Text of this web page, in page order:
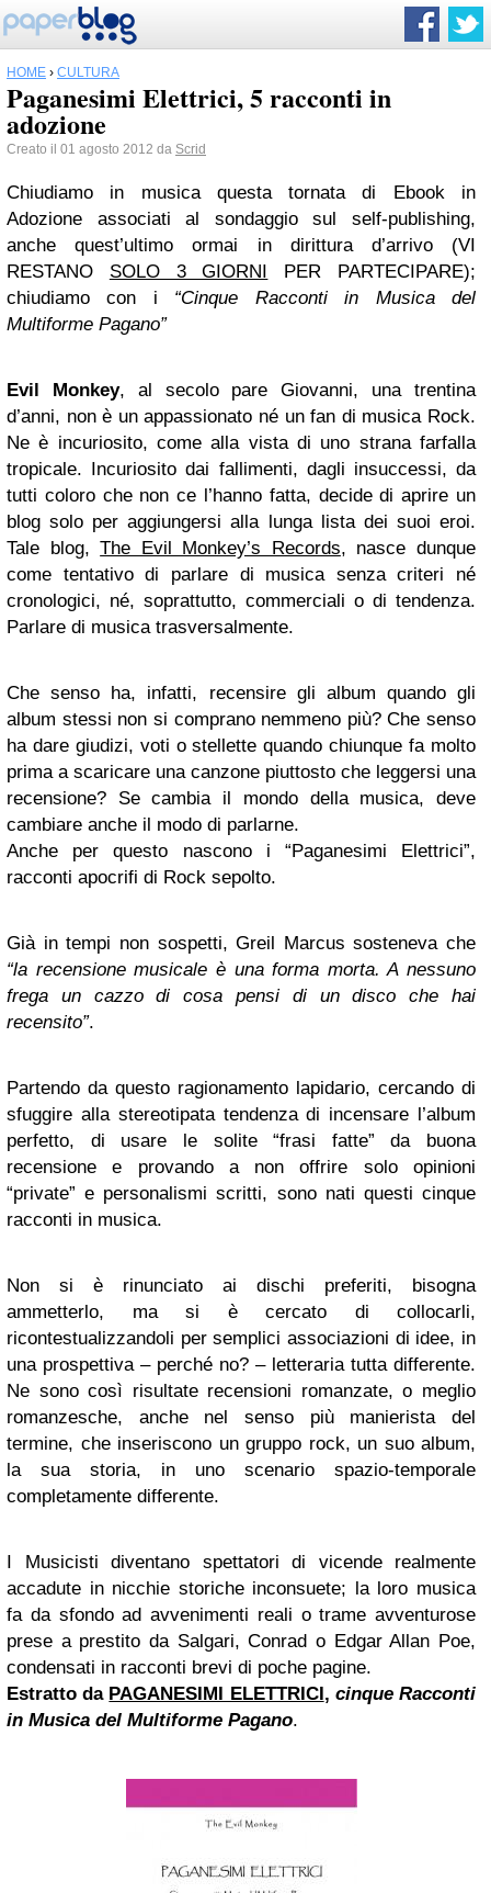
HOME › CULTURA
Paganesimi Elettrici, 5 racconti in
adozione
Creato il 01 agosto 2012 da Scrid
Chiudiamo in musica questa tornata di Ebook in
Adozione associati al sondaggio sul self-publishing,
anche quest’ultimo ormai in dirittura d’arrivo (VI
RESTANO SOLO 3 GIORNI PER PARTECIPARE);
chiudiamo con i “Cinque Racconti in Musica del
Multiforme Pagano”
Evil Monkey, al secolo pare Giovanni, una trentina
d’anni, non è un appassionato né un fan di musica Rock.
Ne è incuriosito, come alla vista di uno strana farfalla
tropicale. Incuriosito dai fallimenti, dagli insuccessi, da
tutti coloro che non ce l’hanno fatta, decide di aprire un
blog solo per aggiungersi alla lunga lista dei suoi eroi.
Tale blog,The Evil Monkey’s Records, nasce dunque
come tentativo di parlare di musica senza criteri né
cronologici, né, soprattutto, commerciali o di tendenza.
Parlare di musica trasversalmente.
Che senso ha, infatti, recensire gli album quando gli
album stessi non si comprano nemmeno più? Che senso
ha dare giudizi, voti o stellette quando chiunque fa molto
prima a scaricare una canzone piuttosto che leggersi una
recensione? Se cambia il mondo della musica, deve
cambiare anche il modo di parlarne.
Anche per questo nascono i “Paganesimi Elettrici”,
racconti apocrifi di Rock sepolto.
Già in tempi non sospetti, Greil Marcus sosteneva che
“la recensione musicale è una forma morta. A nessuno
frega un cazzo di cosa pensi di un disco che hai
recensito”.
Partendo da questo ragionamento lapidario, cercando di
sfuggire alla stereotipata tendenza di incensare l’album
perfetto, di usare le solite “frasi fatte” da buona
recensione e provando a non offrire solo opinioni
“private” e personalismi scritti, sono nati questi cinque
racconti in musica.
Non si è rinunciato ai dischi preferiti, bisogna
ammetterlo, ma si è cercato di collocarli,
ricontestualizzandoli per semplici associazioni di idee, in
una prospettiva – perché no? – letteraria tutta differente.
Ne sono così risultate recensioni romanzate, o meglio
romanzesche, anche nel senso più manierista del
termine, che inseriscono un gruppo rock, un suo album,
la sua storia, in uno scenario spazio-temporale
completamente differente.
I Musicisti diventano spettatori di vicende realmente
accadute in nicchie storiche inconsuete; la loro musica
fa da sfondo ad avvenimenti reali o trame avventurose
prese a prestito da Salgari, Conrad o Edgar Allan Poe,
condensati in racconti brevi di poche pagine.
Estratto da PAGANESIMI ELETTRICI, cinque Racconti
in Musica del Multiforme Pagano.